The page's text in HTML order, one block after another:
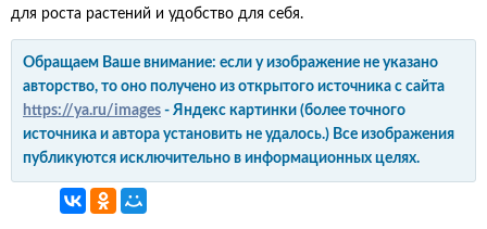
для роста растений и удобство для себя.
Обращаем Ваше внимание: если у изображение не указано
авторство, то оно получено из открытого источника с сайта
https://ya.ru/images - Яндекс картинки (более точного
источника и автора установить не удалось.) Все изображения
публикуются исключительно в информационных целях.